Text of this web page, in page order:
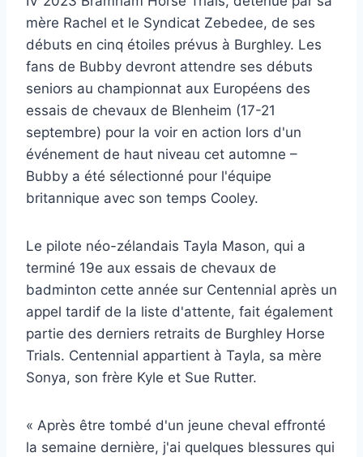
mère Rachel et le Syndicat Zebedee, de ses
débuts en cinq étoiles prévus à Burghley. Les
fans de Bubby devront attendre ses débuts
seniors au championnat aux Européens des
essais de chevaux de Blenheim (17-21
septembre) pour la voir en action lors d'un
événement de haut niveau cet automne –
Bubby a été sélectionné pour l'équipe
britannique avec son temps Cooley.
Le pilote néo-zélandais Tayla Mason, qui a
terminé 19e aux essais de chevaux de
badminton cette année sur Centennial après un
appel tardif de la liste d'attente, fait également
partie des derniers retraits de Burghley Horse
Trials. Centennial appartient à Tayla, sa mère
Sonya, son frère Kyle et Sue Rutter.
« Après être tombé d'un jeune cheval effronté
la semaine dernière, j'ai quelques blessures qui